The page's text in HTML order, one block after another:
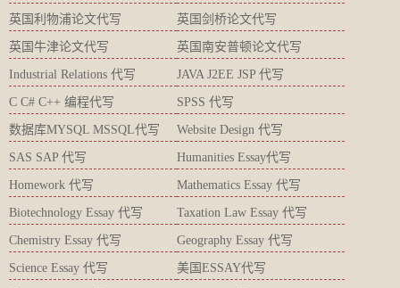
英国利物浦论文代写 英国剑桥论文代写
英国牛津论文代写 英国南安普顿论文代写
Industrial Relations 代写 JAVA J2EE JSP 代写
C C# C++ 编程代写 SPSS 代写
数据库MYSQL MSSQL代写 Website Design 代写
SAS SAP 代写 Humanities Essay代写
Homework 代写 Mathematics Essay 代写
Biotechnology Essay 代写 Taxation Law Essay 代写
Chemistry Essay 代写 Geography Essay 代写
Science Essay 代写 美国ESSAY代写